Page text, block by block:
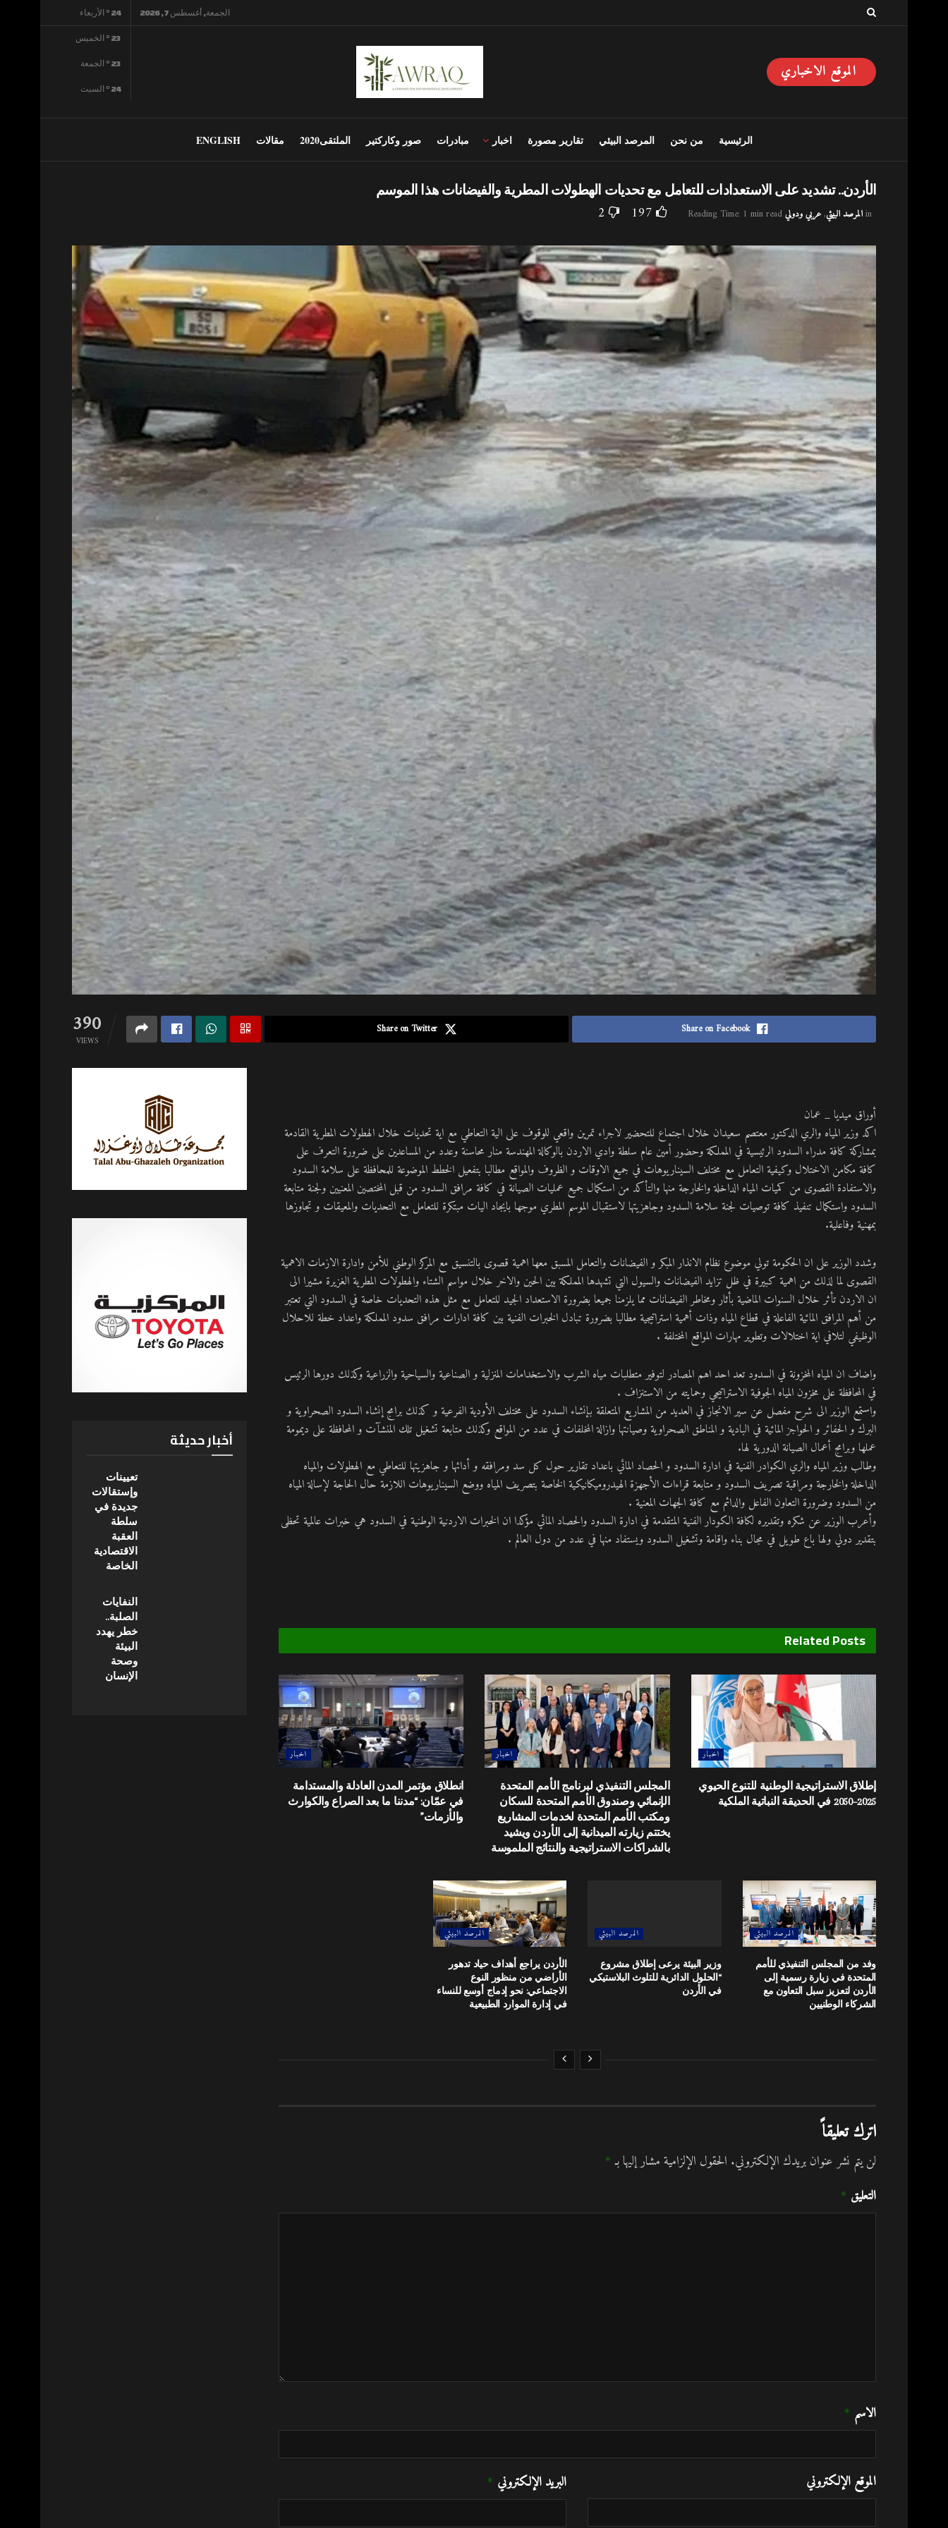
الجمعة, أغسطس 7, 2026 24
° الأربعاء
23
° الخميس
23
° الجمعة
24
° السبت
الموقع الاخباري
الرئيسية من نحن المرصد البيئي تقارير مصورة اخبار مبادرات صور وكاركتير الملتقى2020 مقالات ENGLISH
الأردن.. تشديد على الاستعدادات للتعامل مع تحديات الهطولات المطرية والفيضانات هذا الموسم
inالمرصد البيئي,عربي ودوليReading Time: 1 min read
197
2
390
VIEWS
Share on Facebook
Share on Twitter
أوراق ميديا _ عمان
اكد وزير المياه والري الدكتور معتصم سعيدان خلال اجتماع للتحضير لاجراء تمرين واقعي للوقوف على الية التعاطي مع اية تحديات خلال الهطولات المطرية القادمة
بمشاركة كافة مدراء السدود الرئيسية في المملكة وحضور أمين عام سلطة وادي الاردن بالوكالة المهندسة منار محاسنة وعدد من المساعدين على ضرورة التعرف على
كافة مكامن الاختلال وكيفية التعامل مع مختلف السيناريوهات في جميع الاوقات و الظروف والمواقع مطالبا بتفعيل الخطط الموضوعة للمحافظة على سلامة السدود
والاستفادة القصوى من كميات المياه الداخلة والخارجة منها والتأكد من استكمال جميع عمليات الصيانة في كافة مرافق السدود من قبل المختصين المعنيين ولجنة متابعة
السدود واستكمال تنفيذ كافة توصيات لجنة سلامة السدود وجاهزيتها لاستقبال الموسم المطري موجها بايجاد اليات مبتكرة للتعامل مع التحديات والمعيقات و تجاوزها
بمهنية وفاعلية.
وشدد الوزير على ان الحكومة تولي موضوع نظام الانذار المبكر و الفيضانات والتعامل المسبق معها اهمية قصوى بالتنسيق مع المركز الوطني للأمن وادارة الازمات الاهمية
القصوى لما لذلك من اهمية كبيرة في ظل تزايد الفيضانات والسيول التي تشهدها المملكة بين الحين والاخر خلال مواسم الشتاء والهطولات المطرية الغزيرة مشيرا الى
ان الاردن تأثر خلال السنوات الماضية بأثار ومخاطر الفيضانات مما يلزمنا جميعا بضرورة الاستعداد الجيد للتعامل مع مثل هذه التحديات خاصة في السدود التي تعتبر
من أهم المرافق المائية الفاعلة في قطاع المياه وذات أهمية استراتيجية مطالبا بضرورة تبادل الخبرات الفنية بين كافة ادارات مرافق سدود المملكة واعداد خطة للاحلال
الوظيفي لتلافي اية اختلالات وتطوير مهارات المواقع المختلفة .
واضاف ان المياه المخزونة في السدود تعد احد اهم المصادر لتوفير متطلبات مياه الشرب والاستخدامات المنزلية و الصناعية والسياحية والزراعية وكذلك دورها الرئيس
في المحافظة على مخزون المياه الجوفية الاستراتيجي وحمايته من الاستنزاف .
واستمع الوزير الى شرح مفصل عن سير الانجاز في العديد من المشاريع المتعلقة بإنشاء السدود على مختلف الأودية الفرعية و كذلك برامج إنشاء السدود الصحراوية و
البرك و الحفائر و الحواجز المائية في البادية و المناطق الصحراوية وصيانتها وازالة المخلفات في عدد من المواقع وكذلك متابعة تشغيل تلك المنشآت و المحافظة على ديمومة
عملها وبرامج أعمال الصيانة الدورية لها.
وطالب وزير المياه والري الكوادر الفنية في ادارة السدود و الحصاد المائي باعداد تقارير حول كل سد ومرافقه و أدائها و جاهزيتها للتعاطي مع الهطولات والمياه
الداخلة والخارجة ومراقبة تصريف السدود و متابعة قراءات الأجهزة الهيدروميكانيكية الخاصة بتصريف المياه ووضع السيناريوهات اللازمة حال الحاجة لإسالة المياه
من السدود وضرورة التعاون الفاعل والدائم مع كافة الجهات المعنية .
وأعرب الوزير عن شكره وتقديره لكافة الكودار الفنية المتقدمة في ادارة السدود والحصاد المائي مؤكدا ان الخبرات الاردنية الوطنية في السدود هي خبرات عالمية تحظى
بتقدير دولي ولها باع طويل في مجال بناء واقامة وتشغيل السدود ويستفاد منها في عدد من دول العالم .
RelatedPosts
اخبار
إطلاق الاستراتيجية الوطنية للتنوع الحيوي
2025–2050 في الحديقة النباتية الملكية
اخبار
المجلس التنفيذي لبرنامج الأمم المتحدة
الإنمائي وصندوق الأمم المتحدة للسكان
ومكتب الأمم المتحدة لخدمات المشاريع
يختتم زيارته الميدانية إلى الأردن ويشيد
بالشراكات الاستراتيجية والنتائج الملموسة
اخبار
انطلاق مؤتمر المدن العادلة والمستدامة
في عمّان: “مدننا ما بعد الصراع والكوارث
والأزمات”
المرصد البيئي
وفد من المجلس التنفيذي للأمم
المتحدة في زيارة رسمية إلى
الأردن لتعزيز سبل التعاون مع
الشركاء الوطنيين
المرصد البيئي
وزير البيئة يرعى إطلاق مشروع
“الحلول الدائرية للتلوث البلاستيكي
في الأردن
المرصد البيئي
الأردن يراجع أهداف حياد تدهور
الأراضي من منظور النوع
الاجتماعي: نحو إدماج أوسع للنساء
في إدارة الموارد الطبيعية
اترك تعليقاً
لن يتم نشر عنوان بريدك الإلكتروني. الحقول الإلزامية مشار إليها بـ *
التعليق *
الاسم *
البريد الإلكتروني * الموقع الإلكتروني
أخبار حديثة
تعيينات
وإستقالات
جديدة في
سلطة
العقبة
الاقتصادية
الخاصة
النفايات
الصلبة..
خطر يهدد
البيئة
وصحة
الإنسان